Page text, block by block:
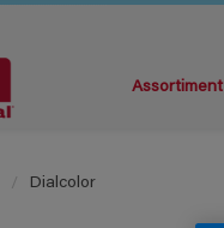
Assortiment
Dialcolor